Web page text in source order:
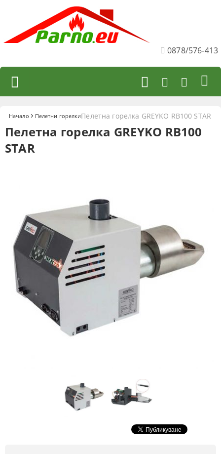
0878/576-413
Начало Пелетни горелкиПелетна горелка GREYKO RB100 STAR
Пелетна горелка GREYKO RB100
STAR